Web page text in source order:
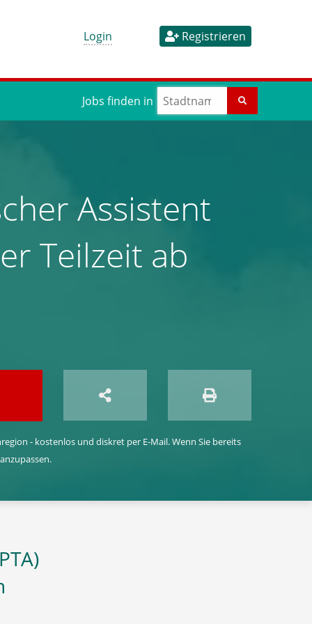
Login Registrieren
Jobs finden in
Assistent
Teilzeit ab
- kostenlos und diskret per E-Mail. Wenn Sie bereits